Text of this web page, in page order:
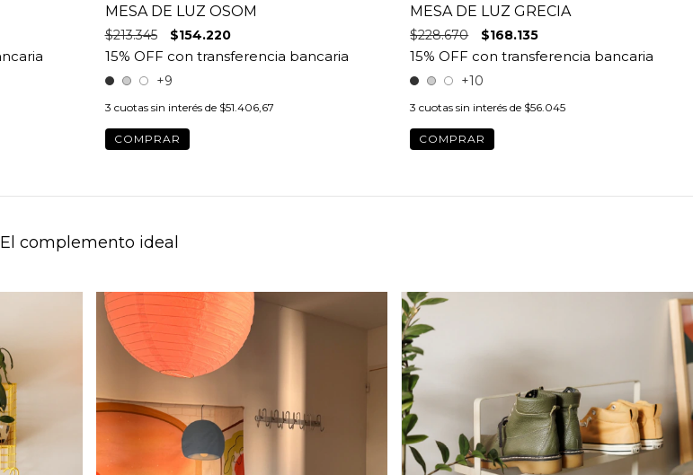
MESA DE LUZ OSOM
$213.345 $154.220
+9
3 cuotas sin interés de $51.406,67
COMPRAR
MESA DE LUZ GRECIA
$228.670 $168.135
+10
3 cuotas sin interés de $56.045
COMPRAR
El complemento ideal